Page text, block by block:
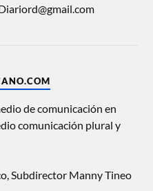
de comunicación en
comunicación plural y
Subdirector Manny Tineo